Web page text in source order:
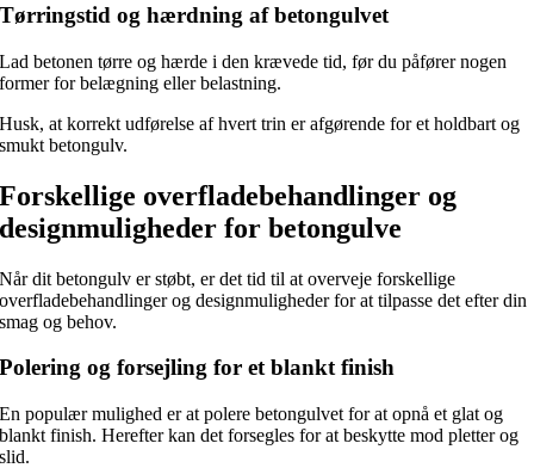
Tørringstid og hærdning af betongulvet
Lad betonen tørre og hærde i den krævede tid, før du påfører nogen
former for belægning eller belastning.
Husk, at korrekt udførelse af hvert trin er afgørende for et holdbart og
smukt betongulv.
Forskellige overfladebehandlinger og
designmuligheder for betongulve
Når dit betongulv er støbt, er det tid til at overveje forskellige
overfladebehandlinger og designmuligheder for at tilpasse det efter din
smag og behov.
Polering og forsejling for et blankt finish
En populær mulighed er at polere betongulvet for at opnå et glat og
blankt finish. Herefter kan det forsegles for at beskytte mod pletter og
slid.